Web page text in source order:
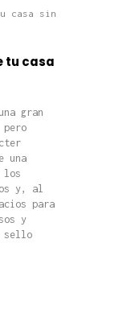
tu casa
gran
una
los
y, al
para
y
sello